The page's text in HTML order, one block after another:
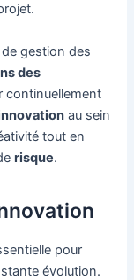
gestion des
des
continuellement
au sein
tout en
risque.
pour
évolution.